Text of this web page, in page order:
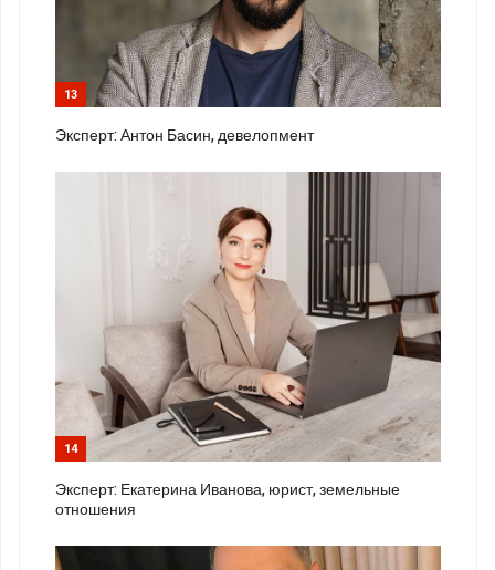
13
Эксперт: Антон Басин, девелопмент
14
Эксперт: Екатерина Иванова, юрист, земельные
отношения